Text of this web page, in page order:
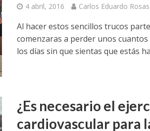
4 abril, 2016 Carlos Eduardo
Al hacer estos sencillos trucos
comenzaras a perder unos
los días sin que sientas que estás
¿Es necesario el
cardiovascular para